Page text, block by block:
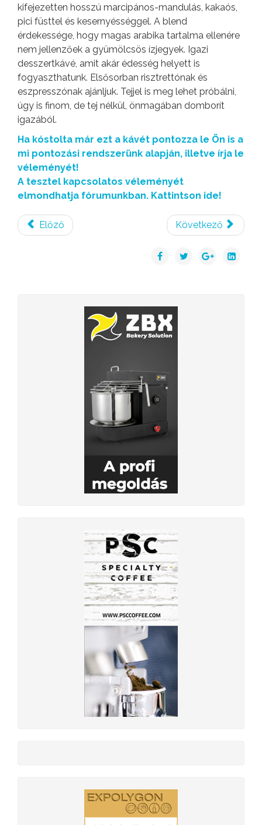
kifejezetten hosszú marcipános-mandulás, kakaós,
pici füsttel és kesernyésséggel. A blend
érdekessége, hogy magas arabika tartalma ellenére
nem jellenzőek a gyümölcsös ízjegyek. Igazi
desszertkávé, amit akár édesség helyett is
fogyaszthatunk. Elsősorban risztrettónak és
eszpresszónak ajánljuk. Tejjel is meg lehet próbálni,
úgy is finom, de tej nélkül, önmagában domborít
igazából.
Ha kóstolta már ezt a kávét pontozza le Ön is a
mi pontozási rendszerünk alapján, illetve írja le
véleményét!
A tesztel kapcsolatos véleményét
elmondhatja fórumunkban. Kattintson ide!
Előző Következő